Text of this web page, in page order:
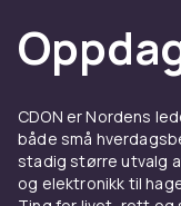
Kjøp
Brafab.
CDON er Nordens
både små
stadig større utvalg
og elektronikk til